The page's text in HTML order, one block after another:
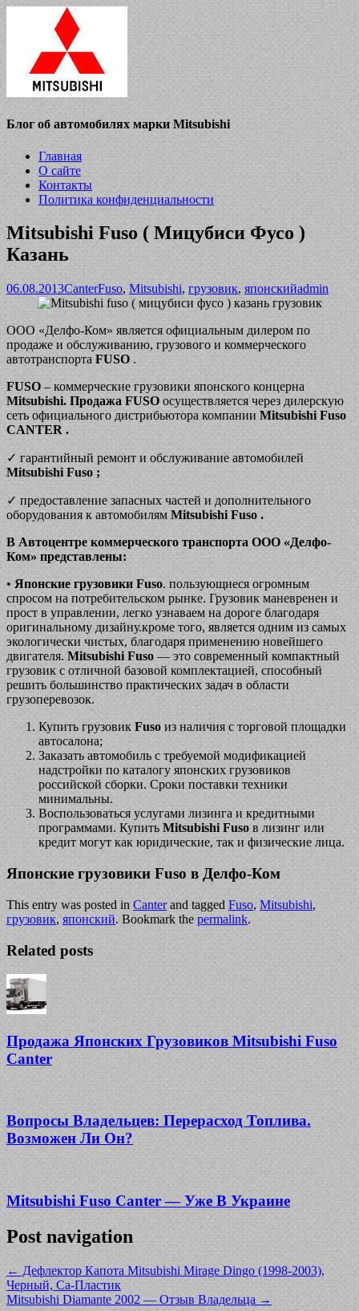
Блог об автомобилях марки Mitsubishi
Главная
О сайте
Контакты
Политика конфиденциальности
Mitsubishi Fuso ( Мицубиси Фусо )
Казань
06.08.2013CanterFuso,Mitsubishi,грузовик, японскийadmin
ООО «Делфо-Ком» является официальным дилером по
продаже и обслуживанию, грузового и коммерческого
автотранспортаFUSO.
FUSO– коммерческие грузовики японского концерна
Mitsubishi. Продажа FUSOосуществляется через дилерскую
сеть официального дистрибьютора компанииMitsubishi Fuso
CANTER .
✓ гарантийный ремонт и обслуживание автомобилей
Mitsubishi Fuso ;
✓ предоставление запасных частей и дополнительного
оборудования к автомобилям Mitsubishi Fuso .
В Автоцентре коммерческого транспорта ООО «Делфо-
Ком» представлены:
•Японские грузовики Fuso. пользующиеся огромным
спросом на потребительском рынке. Грузовик маневренен и
прост в управлении, легко узнаваем на дороге благодаря
оригинальному дизайну.кроме того, является одним из самых
экологически чистых, благодаря применению новейшего
двигателя.Mitsubishi Fuso— это современный компактный
грузовик с отличной базовой комплектацией, способный
решить большинство практических задач в области
грузоперевозок.
Купить грузовикFusoиз наличия с торговой площадки
автосалона;
Заказать автомобиль с требуемой модификацией
надстройки по каталогу японских грузовиков
российской сборки. Сроки поставки техники
минимальны.
Воспользоваться услугами лизинга и кредитными
программами. Купить Mitsubishi Fuso в лизинг или
кредит могут как юридические, так и физические лица.
Японские грузовики Fuso в Делфо-Ком
This entry was posted inCanterand taggedFuso,Mitsubishi,
грузовик,японский. Bookmark thepermalink.
Related posts
Продажа Японских Грузовиков Mitsubishi Fuso
Canter
Вопросы Владельцев: Перерасход Топлива.
Возможен Ли Он?
Mitsubishi Fuso Canter — Уже В Украине
Post navigation
← Дефлектор Капота Mitsubishi Mirage Dingo (1998-2003),
Черный, Са-Пластик
Mitsubishi Diamante 2002 — Отзыв Владельца →